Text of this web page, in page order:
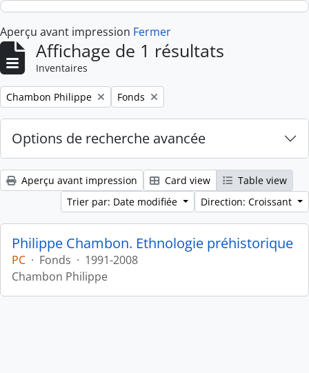
Skip to main content
Aperçu avant impression Fermer
Affichage de 1 résultats
Inventaires
Remove filter:
Chambon Philippe Remove filter:
Fonds
Options de recherche avancée
Aperçu avant impression Card view
Table view
Trier par: Date modifiée
Direction: Croissant
Philippe Chambon. Ethnologie préhistorique
PC · Fonds · 1991-2008
Chambon Philippe